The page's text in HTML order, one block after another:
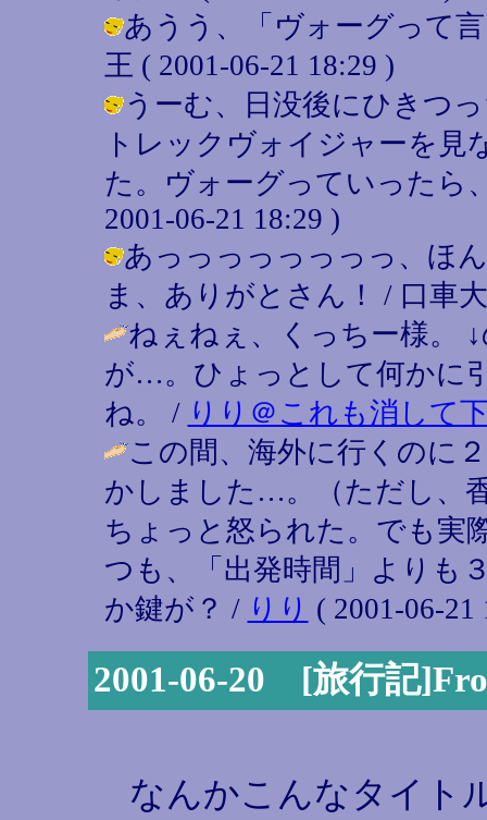
あうう、「ヴォーグって
王 ( 2001-06-21 18:29 )
うーむ、日没後にひきつ
トレックヴォイジャーを
た。ヴォーグっていったら
2001-06-21 18:29 )
あっっっっっっっっ、ほ
ま、ありがとさん！ / 口車
ねぇねぇ、くっちー様。
が…。ひょっとして何かに
ね。 / りり＠これも消して
この間、海外に行くのに
かしました…。（ただし、
ちょっと怒られた。でも実
つも、「出発時間」よりも
か鍵が？ / りり ( 2001-06-21
2001-06-20 [旅行記
なんかこんなタイト